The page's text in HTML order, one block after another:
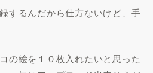
するんだから仕方ないけど、手
の絵を１０枚入れたいと思った